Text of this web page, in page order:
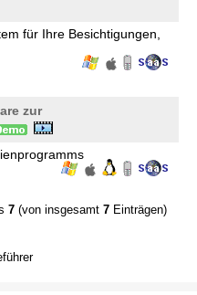
für Ihre Besichtigungen,
zur
7(von insgesamt 7Einträgen)